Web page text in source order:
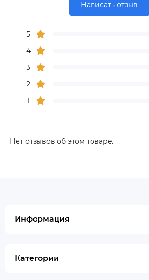
Написать отзыв
5
4
3
2
1
Нет отзывов об этом товаре.
Информация
Категории